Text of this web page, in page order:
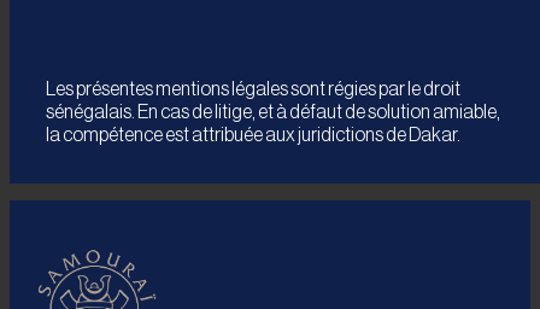
Les présentes mentions légales sont régies par le droit
sénégalais. En cas de litige, et à défaut de solution amiable,
la compétence est attribuée aux juridictions de Dakar.